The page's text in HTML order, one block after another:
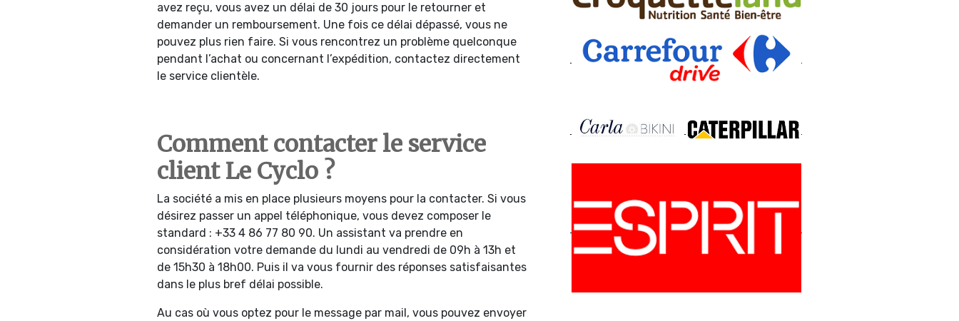
avez reçu, vous avez un délai de 30 jours pour le retourner et
demander un remboursement. Une fois ce délai dépassé, vous ne
pouvez plus rien faire. Si vous rencontrez un problème quelconque
pendant l’achat ou concernant l’expédition, contactez directement
le service clientèle.
Comment contacter le service
client Le Cyclo ?
La société a mis en place plusieurs moyens pour la contacter. Si vous
désirez passer un appel téléphonique, vous devez composer le
standard : +33 4 86 77 80 90. Un assistant va prendre en
considération votre demande du lundi au vendredi de 09h à 13h et
de 15h30 à 18h00. Puis il va vous fournir des réponses satisfaisantes
dans le plus bref délai possible.
Au cas où vous optez pour le message par mail, vous pouvez envoyer